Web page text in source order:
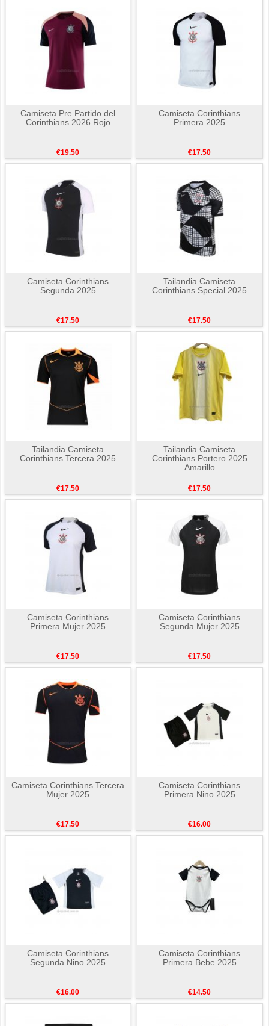
Camiseta Pre Partido del
Corinthians 2026 Rojo
€19.50
Camiseta Corinthians
Primera 2025
€17.50
Camiseta Corinthians
Segunda 2025
€17.50
Tailandia Camiseta
Corinthians Special 2025
€17.50
Tailandia Camiseta
Corinthians Tercera 2025
€17.50
Tailandia Camiseta
Corinthians Portero 2025
Amarillo
€17.50
Camiseta Corinthians
Primera Mujer 2025
€17.50
Camiseta Corinthians
Segunda Mujer 2025
€17.50
Camiseta Corinthians Tercera
Mujer 2025
€17.50
Camiseta Corinthians
Primera Nino 2025
€16.00
Camiseta Corinthians
Segunda Nino 2025
€16.00
Camiseta Corinthians
Primera Bebe 2025
€14.50